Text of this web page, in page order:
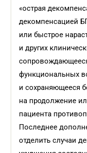
«острая
декомпенсацией
или быстрое
и других
функциональных
и сохраняющееся
на продолжение
пациента
Последнее
отделить случаи